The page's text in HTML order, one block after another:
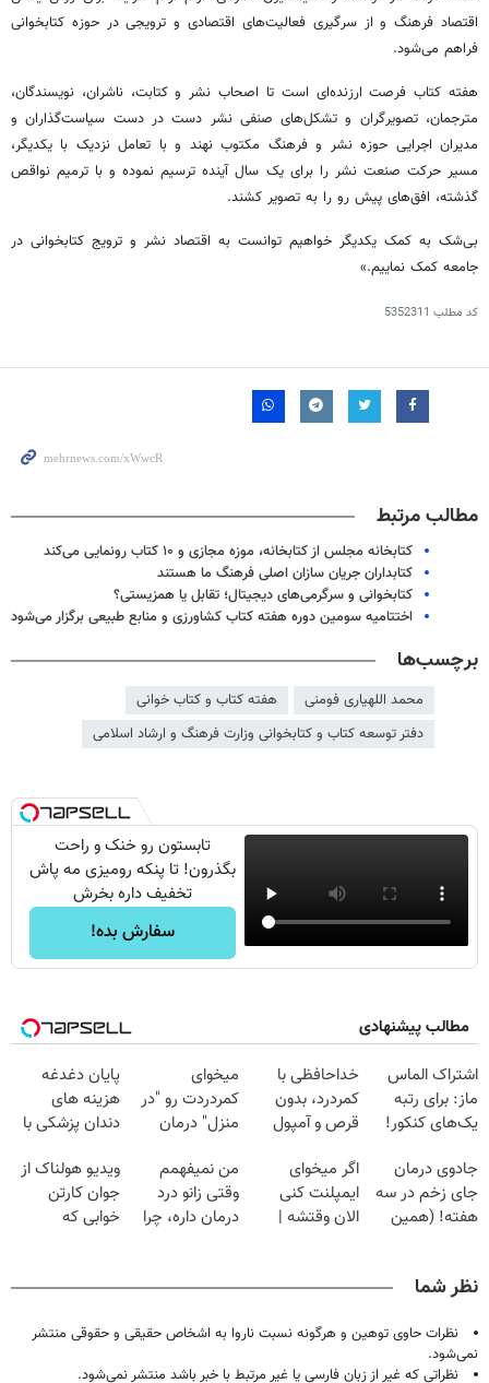
اقتصاد فرهنگ و از سرگیری فعالیت‌های اقتصادی و ترویجی در حوزه کتابخوانی
فراهم می‌شود.
هفته کتاب فرصت ارزنده‌ای است تا اصحاب نشر و کتابت، ناشران، نویسندگان،
مترجمان، تصویرگران و تشکل‌های صنفی نشر دست در دست سیاست‌گذاران و
مدیران اجرایی حوزه نشر و فرهنگ مکتوب نهند و با تعامل نزدیک با یکدیگر،
مسیر حرکت صنعت نشر را برای یک سال آینده ترسیم نموده و با ترمیم نواقص
گذشته، افق‌های پیش رو را به تصویر کشند.
بی‌شک به کمک یکدیگر خواهیم توانست به اقتصاد نشر و ترویج کتابخوانی در
جامعه کمک نماییم.»
کد مطلب 5352311
مطالب مرتبط
کتابخانه مجلس از کتابخانه، موزه مجازی و ۱۰ کتاب رونمایی می‌کند
کتابداران جریان سازان اصلی فرهنگ ما هستند
کتابخوانی و سرگرمی‌های دیجیتال؛ تقابل یا همزیستی؟
اختتامیه سومین دوره هفته کتاب کشاورزی و منابع طبیعی برگزار می‌شود
برچسب‌ها
محمد اللهیاری فومنی
هفته کتاب و کتاب خوانی
دفتر توسعه کتاب و کتابخوانی وزارت فرهنگ و ارشاد اسلامی
تابستون رو خنک و راحت
بگذرون! تا پنکه رومیزی مه پاش
تخفیف داره بخرش
سفارش بده!
مطالب پیشنهادی
اشتراک الماس
ماز: برای رتبه
یک‌های کنکور!
خداحافظی با
کمردرد، بدون
قرص و آمپول
میخوای
کمردردت رو "در
منزل" درمان
◂پرسش‌نامه)
پایان دغدغه
هزینه های
دندان پزشکی با
خانگی
جادوی درمان
جای زخم در سه
هفته! (همین
اگر میخوای
ایمپلنت کنی
الان وقتشه |
من نمیفهمم
وقتی زانو درد
درمان داره، چرا
ویدیو هولناک از
جوان کارتن
خوابی که
نظر شما
نظرات حاوی توهین و هرگونه نسبت ناروا به اشخاص حقیقی و حقوقی منتشر
نمی‌شود.
نظراتی که غیر از زبان فارسی یا غیر مرتبط با خبر باشد منتشر نمی‌شود.